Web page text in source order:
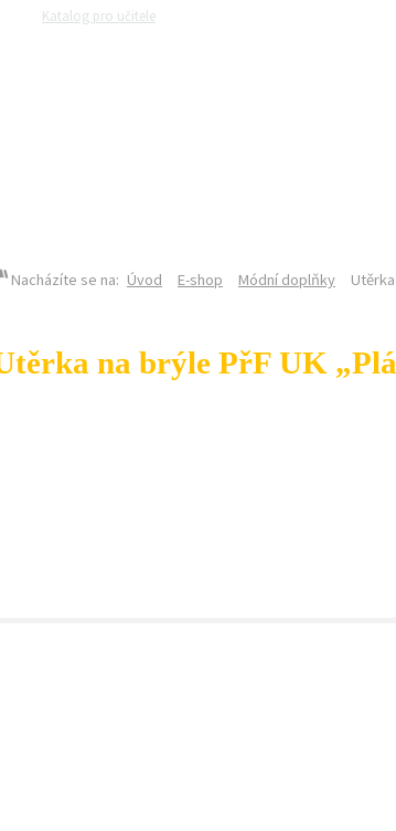
Katalog pro učitele
Nacházíte se na: Úvod E-shop Módní doplňky
na brýle PřF UK